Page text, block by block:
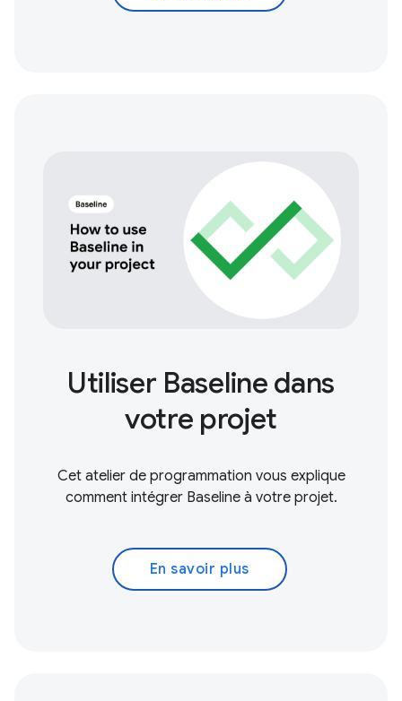
Utiliser Baseline dans
votre projet
Cet atelier de programmation vous explique
comment intégrer Baseline à votre projet.
En savoir plus